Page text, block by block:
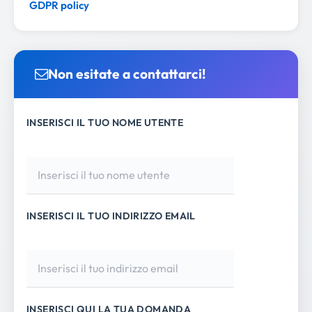
GDPR policy
Non esitate a contattarci!
INSERISCI IL TUO NOME UTENTE
INSERISCI IL TUO INDIRIZZO EMAIL
INSERISCI QUI LA TUA DOMANDA